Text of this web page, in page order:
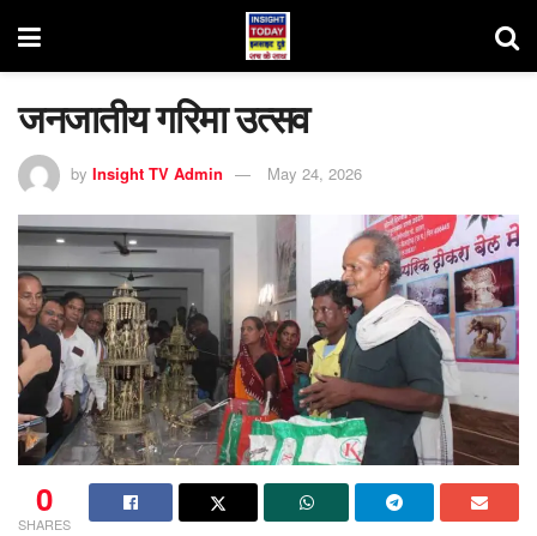
जनजातीय गरिमा उत्सव
by Insight TV Admin May 24, 2026
0
SHARES